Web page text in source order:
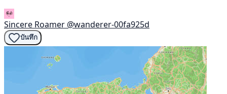
Sincere Roamer @wanderer-00fa925d
บันทึก